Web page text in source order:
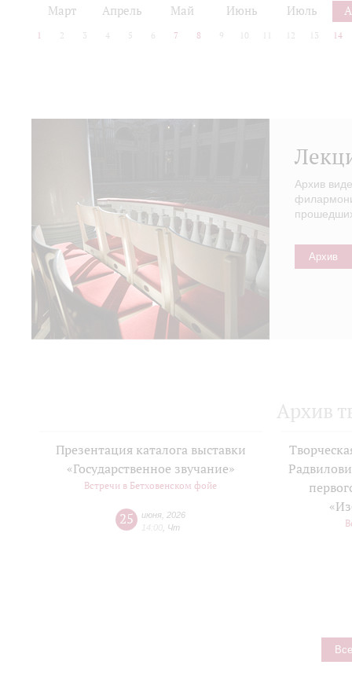
Март Апрель Май Июнь Июль
1 2 3 4 5 6 7 8 9 10 12 13 14
Архив
Архив
Архив
Презентация каталога выставки
«Государственное звучание»
Встречи в Бетховенском фойе
25 июня 2026
14:00 Чт